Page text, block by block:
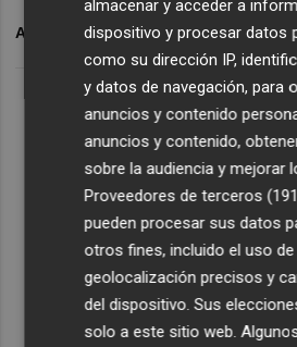
ARCHIVADO EN FÚTBOL
almacenar y acceder a
dispositivo y procesar datos
como su dirección IP,
y datos de navegación, para
anuncios y contenido
anuncios y contenido,
sobre la audiencia y mejorar
Proveedores de terceros
pueden procesar sus datos
otros fines, incluido el uso
geolocalización precisos y
del dispositivo. Sus
solo a este sitio web.